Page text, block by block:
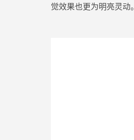
觉效果也更为明亮灵动。